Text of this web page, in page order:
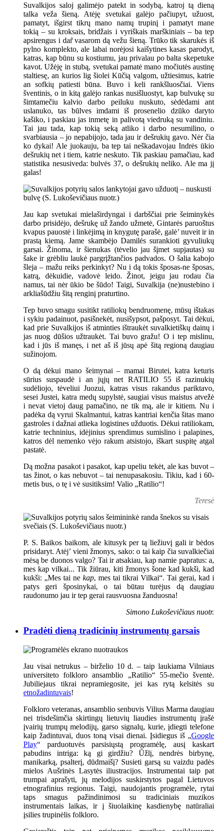
Suvalkijos saloj galimėjo patekt in sodybą, katroj tą dieną
talka veža šieną. Atėję svetukai galėjo pačiupyt, užuost,
pamatyt, išgirst tikrų mano namų trupinį i pamatyt mane
tokią – su kroksais, bridžais i vyriškais marškiniais – ba tep
apsirengus i dar̃ vasarom dą vežu šieną. Trūko tik skarukės iš
pylno komplekto, ale labai norėjosi kaišytines kasas parodyt,
katras, kap būnu su kostiumu, jau privalau po balta skepetuke
kavot. Užėję in stubą, svetukai pamatė mano močiutės austinę
staltiesę, an kurios lig šiolei Kūčią valgom, užtiesimus, katrie
an sofkių patiesti būna. Buvo i keli rankšluosčiai. Viens
šventinis, o in kitą galėjo rankas nusišluostyt, kap bulvukę su
šimtamečiu kalvio darbo peiluku nuskuto, sėdėdami ant
uslanuko, tas būlves imdami iš prosenelio dzūko daryto
kašiko, i paskiau jas inmetę in palivotą viedruką su vandiniu.
Tai jau tada, kap tokią seką atliko i darbo nesumilino, o
svarbiausia – jo nepabijojo, tada jau ir dešrukių gavo. Nėr čia
ko dykai! Ale juokauju, ba tep tai neškadavojau Indrės ūkio
dešrukių net i tiem, katrie neskuto. Tik paskiau pamačiau, kad
statistika nesusiveda: bulvės 37, o dešrukių neliko. Ale ma jį
galas!
Jau kap svetukai mielaširdyngai i darbščiai prie šeiminykės
darbo prisidėjo, dešrukę už žando užmetė, Gintarės paruoštus
kvapus pauostė i linkėjimą in knygutę parašė, galė’ nuveit ir in
prastą kiemą. Jame skambėjo Damilės surankioti gyvuliukų
garsai. Žinoma, ir šienukas (tėvelio jau šįmet supjautas) su
šake ir grėbliu laukė pargrįžtančios padvados. O šalia kabojo
šleja – mažu reiks perkinkyt? Nu i dą tokis šposas-ne šposas,
katrą, dėkuidie, vadovė leido. Žinot, jeigu jau rodau čia
namus, tai nėr ūkio be šūdo! Taigi, Suvalkija (ne)nustebino i
arkliašūdžiu šitą renginį praturtino.
Tep buvo smagu susitikt ratiliokų bendruomenę, mūsų ištakas
i sykiu padainuot, pasišnekėt, nusišypsot, pašposyt. Tai dėkui,
kad prie Suvalkijos iš atminties ištraukėt suvalkietiškų dainų i
jas nuog dūšios užtraukėt. Tai buvo gražu! O i tep mislinu,
kad i jūs iš manęs, i net aš iš jūsų apė šitą regioną daugiau
sužinojom.
O dą dėkui mano šeimynai – mamai Birutei, katra keturis
sūrius suspaudė i an jųjų net RATILIO 55 iš razinukių
sudėliojo, tėveliui Juozui, katras visus rakandus pariktavo,
sesei Justei, katra medų supylstė, saugiai visus maistus atvežė
i nevat vietoj daug pamačino, ne tik mą, ale ir kitiem. Nu i
padėka dą vyrui Skalmantui, katras kantriai kenčia šitas mano
gastroles i dažnai atlieka logistines užduotis. Dėkui ratiliokam,
katrie techninius, idėjinius sprendimus sumislino i palapines,
katros dėl nemenko vėjo rakum atsistojo, iškart suspitę atgal
pastatė.
Dą možna pasakot i pasakot, kap upeliu tekėt, ale kas buvot –
tas žinot, o kas nebuvot – tai nenupasakosiu. Tikiu, kad i 60-
metis bus, o tę i vė susitiksim! Valio „Ratilio“!
Teresė
P. S. Baikos baikom, ale kitusyk per tą liežiuvį gali ir bėdos
prisidaryt. Atėj’ vieni žmonys, sako: o tai kaip čia suvalkiečiai
mėsą be duonos valgo? Tai ir atsakiau, kap namie papratus: a,
mes kap vilkai... Tik žiūrau, kiti žmonys šone kad kukši, kad
kukši: „Mes tai ne kap, mes tai tikrai Vilkai“. Tai gerai, kad i
patys geri šposinykai, o tai būtau turėjus dą daugiau
raudonumo jau ir tep gerai rausvuosna žanduosna!
Simono Lukoševičiaus nuotr.
Pradėti dieną tradicinių instrumentų garsais
Jau visai netrukus – birželio 10 d. – taip laukiama Vilniaus
universiteto folkloro ansamblio „Ratilio“ 55-mečio šventė.
Jubiliejaus tikrai nepramiegosite, jei kas rytą kelsitės su
etnožadintuvais!
Folkloro veteranas, ansamblio senbuvis Vilius Marma daugiau
nei trisdešimčia skirtingų lietuvių liaudies instrumentų įrašė
įvairių trumpų melodijų, garso signalų, kurie, įdiegti telefone
kaip žadintuvai, duos toną visai dienai. Įsidiegus iš „Google
Play“ parduotuvės parsisiųstą programėlę, ausį kaskart
pabudins intriga: ką gi girdžiu? Ūžlį, nendrės birbynę,
manikarką, psalterį, dūdmaišį? Susieti garsą su vaizdu padės
mielos Aušrinės Lasytės iliustracijos. Instrumentai taip pat
trumpai aprašyti, jų melodijos suskirstytos pagal Lietuvos
etnografinius regionus. Taigi, naudojantis programėle, rytai
taps smagus pažindinimosi su tradiciniais muzikos
instrumentais laikas, ir į šiuolaikinę kasdienybę natūraliai
įsilies trupinėlis folkloro.